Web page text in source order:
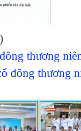
thương
đông thương